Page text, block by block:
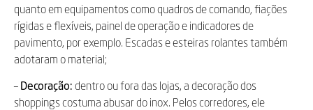
quanto em equipamentos como quadros de comando, fiações
rígidas e flexíveis, painel de operação e indicadores de
pavimento, por exemplo. Escadas e esteiras rolantes também
adotaram o material;
– Decoração: dentro ou fora das lojas, a decoração dos
shoppings costuma abusar do inox. Pelos corredores, ele